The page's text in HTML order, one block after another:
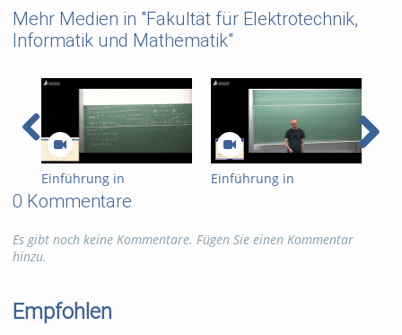
Mehr Medien in "Fakultät für Elektrotechnik,
Informatik und Mathematik"
Einführung in
Kryptographie (in
English) 15
Einführung in
0 Kommentare
Es gibt noch keine Kommentare. Fügen Sie einen Kommentar
hinzu.
Empfohlen